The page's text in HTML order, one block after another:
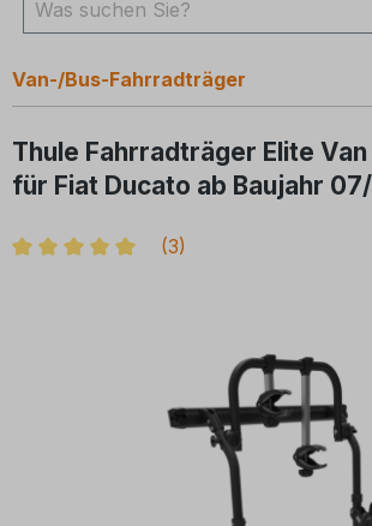
Van-/Bus-Fahrradträger
Thule Fahrradträger Elite
für Fiat Ducato ab Baujahr
(3)